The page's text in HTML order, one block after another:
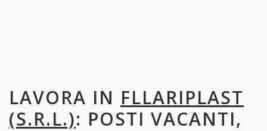
LAVORA IN FLLARIPLAST
(S.R.L.): POSTI VACANTI,